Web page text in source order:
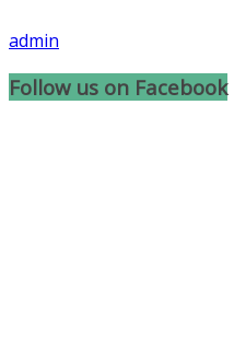
admin
Follow us on Facebook